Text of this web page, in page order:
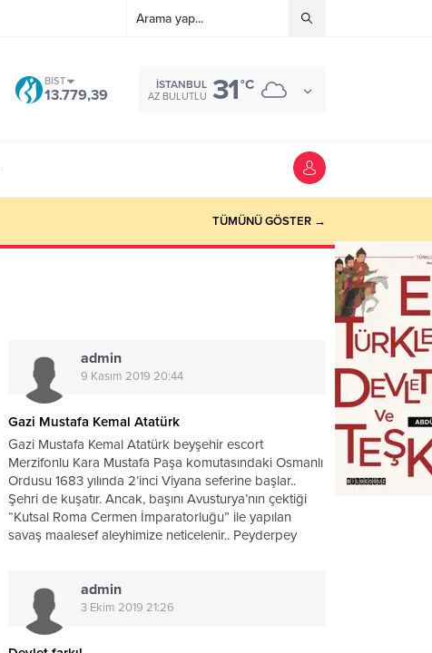
BIST
13.779,39
İSTANBUL
AZ BULUTLU 31°C
TÜMÜNÜ GÖSTER →
admin
9 Kasım 2019 20:44
Gazi Mustafa Kemal Atatürk
Gazi Mustafa Kemal Atatürk beyşehir escort
Merzifonlu Kara Mustafa Paşa komutasındaki Osmanlı
Ordusu 1683 yılında 2’inci Viyana seferine başlar..
Şehri de kuşatır. Ancak, başını Avusturya’nın çektiği
“Kutsal Roma Cermen İmparatorluğu” ile yapılan
savaş maalesef aleyhimize neticelenir.. Peyderpey
admin
3 Ekim 2019 21:26